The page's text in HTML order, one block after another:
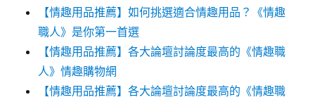
【情趣用品推薦】如何挑選適合情趣用品？《情趣
職人》是你第一首選
【情趣用品推薦】各大論壇討論度最高的《情趣職
人》情趣購物網
【情趣用品推薦】各大論壇討論度最高的《情趣職